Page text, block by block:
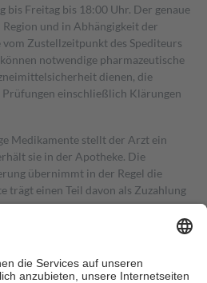
bis Freitag bis 18:00 Uhr. Der genaue
und in Abhängigkeit der
Zustellzeitpunkt des Spediteurs
notwendige pharmazeutische
dienen, die
einschließlich Klärungen
Medikamente stellt der Arzt ein
sie in der Apotheke. Die
übernimmt in der Regel die
trägt einen Teil davon als Zuzahlung
Zuzahlungen in Höhe von zehn
jedoch nie mehr als die tatsächlichen